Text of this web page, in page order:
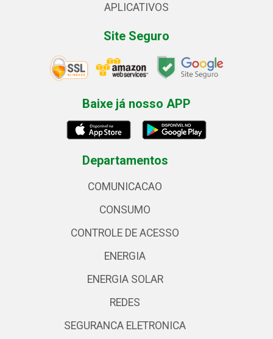
APLICATIVOS
Site Seguro
Baixe já nosso APP
Departamentos
COMUNICACAO
CONSUMO
CONTROLE DE ACESSO
ENERGIA
ENERGIA SOLAR
REDES
SEGURANCA ELETRONICA